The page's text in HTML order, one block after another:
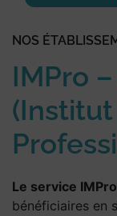
NOS
IMPro
Le service
bénéficiaires en